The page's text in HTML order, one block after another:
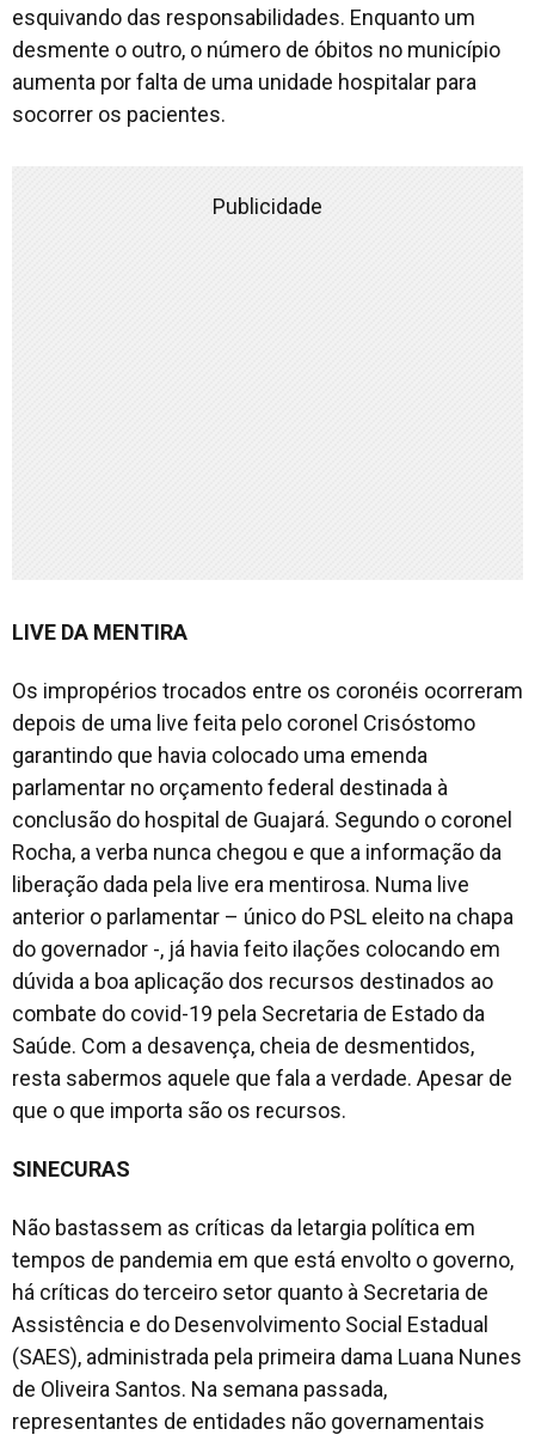
esquivando das responsabilidades. Enquanto um
desmente o outro, o número de óbitos no município
aumenta por falta de uma unidade hospitalar para
socorrer os pacientes.
Publicidade
LIVE DA MENTIRA
Os impropérios trocados entre os coronéis ocorreram
depois de uma live feita pelo coronel Crisóstomo
garantindo que havia colocado uma emenda
parlamentar no orçamento federal destinada à
conclusão do hospital de Guajará. Segundo o coronel
Rocha, a verba nunca chegou e que a informação da
liberação dada pela live era mentirosa. Numa live
anterior o parlamentar – único do PSL eleito na chapa
do governador -, já havia feito ilações colocando em
dúvida a boa aplicação dos recursos destinados ao
combate do covid-19 pela Secretaria de Estado da
Saúde. Com a desavença, cheia de desmentidos,
resta sabermos aquele que fala a verdade. Apesar de
que o que importa são os recursos.
SINECURAS
Não bastassem as críticas da letargia política em
tempos de pandemia em que está envolto o governo,
há críticas do terceiro setor quanto à Secretaria de
Assistência e do Desenvolvimento Social Estadual
(SAES), administrada pela primeira dama Luana Nunes
de Oliveira Santos. Na semana passada,
representantes de entidades não governamentais